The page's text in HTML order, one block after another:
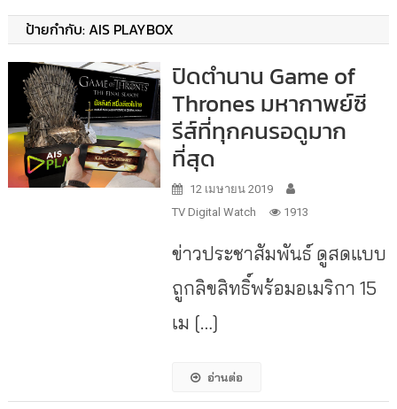
ป้ายกำกับ:AIS PLAYBOX
ปิดตำนาน Game of
Thrones มหากาพย์ซี
รีส์ที่ทุกคนรอดูมาก
ที่สุด
12 เมษายน 2019
TV Digital Watch
1913
ข่าวประชาสัมพันธ์ ดูสดแบบ
ถูกลิขสิทธิ์พร้อมอเมริกา 15
เม […]
อ่านต่อ